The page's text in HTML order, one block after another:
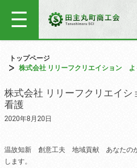
トップページ
株式会社 リリーフクリエイション よ
株式会社 リリーフクリエイ
看護
2020年8月20日
温故知新 創意工夫 地域貢献 あなたの
します。